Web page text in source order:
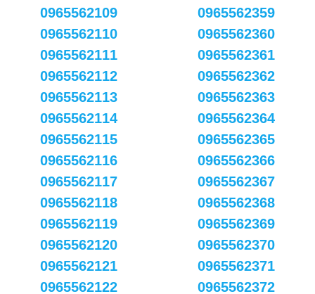
0965562109
0965562110
0965562111
0965562112
0965562113
0965562114
0965562115
0965562116
0965562117
0965562118
0965562119
0965562120
0965562121
0965562122
0965562359
0965562360
0965562361
0965562362
0965562363
0965562364
0965562365
0965562366
0965562367
0965562368
0965562369
0965562370
0965562371
0965562372